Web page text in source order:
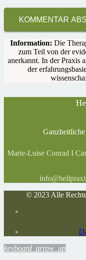
KOMMENTAR
Information: Die
zum Teil von der
anerkannt. In der Praxis
der
Marie-Luise Conrad I
© 2023 Alle
keyboard_arrow_up